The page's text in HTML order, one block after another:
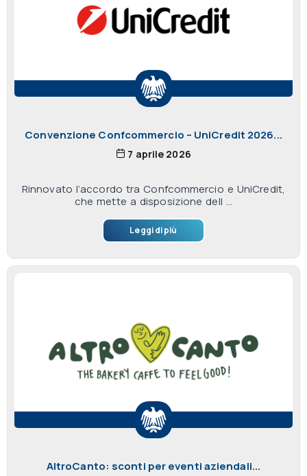
Convenzione Confcommercio – UniCredit 2026...
7 aprile 2026
Rinnovato l’accordo tra Confcommercio e UniCredit,
che mette a disposizione dell ...
Leggi di più
AltroCanto: sconti per eventi aziendali...